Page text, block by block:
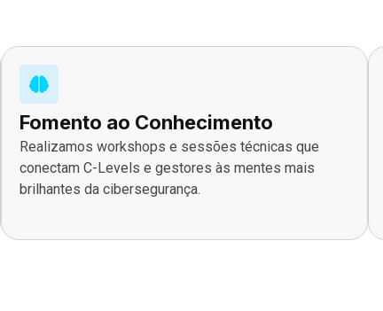
Fomento ao Conhecimento
Realizamos workshops e sessões técnicas que
conectam C-Levels e gestores às mentes mais
brilhantes da cibersegurança.